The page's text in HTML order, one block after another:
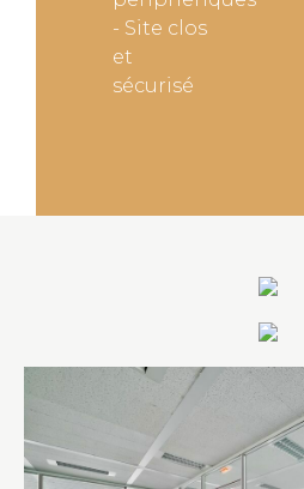
- Site clos
et
sécurisé